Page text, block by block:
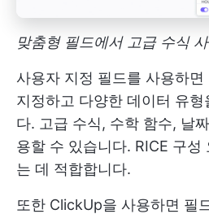
맞춤형 필드에서 고급 수식 사
사용자 지정 필드를 사용하
지정하고 다양한 데이터 유
다. 고급 수식, 수학 함수, 날
용할 수 있습니다. RICE 구성
는 데 적합합니다.
또한 ClickUp을 사용하면 필